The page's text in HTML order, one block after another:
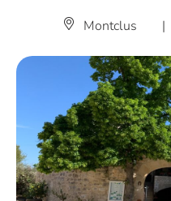
Montclus |